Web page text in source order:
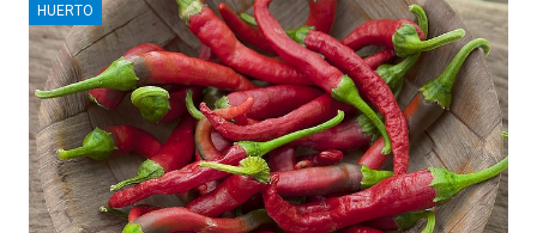
HUERTO